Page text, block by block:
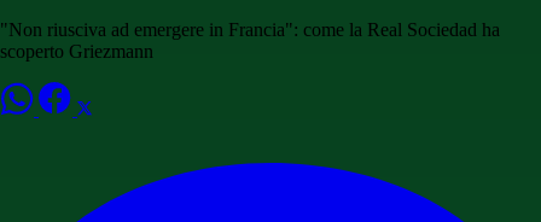
"Non riusciva ad emergere in Francia": come la Real Sociedad ha
scoperto Griezmann